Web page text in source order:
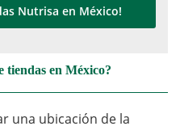
Nutrisa en México!
tiendas en México?
una ubicación de la